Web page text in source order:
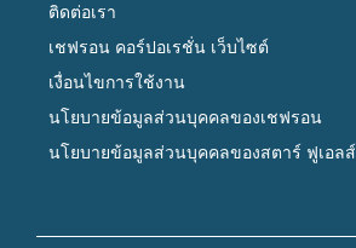
ติดต่อเรา
เชฟรอน คอร์ปอเรชั่น เว็บไซต์
เงื่อนไขการใช้งาน
นโยบายข้อมูลส่วนบุคคลของเชฟรอน
นโยบายข้อมูลส่วนบุคคลของสตาร์ ฟูเอลส์